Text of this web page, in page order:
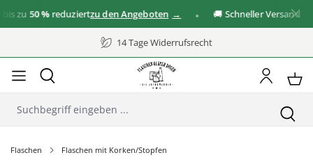
zu50 %reduziertzu den Angeboten 🚚 Schneller Versand
14 Tage Widerrufsrecht
Flaschen Flaschen mit Korken/Stopfen